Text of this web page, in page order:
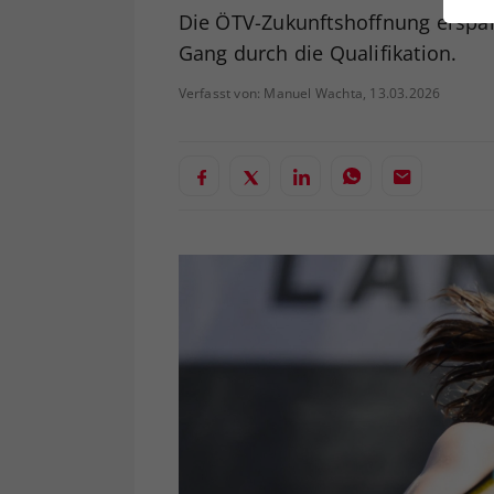
Die ÖTV-Zukunftshoffnung
Gang durch die Qualifikation.
Verfasst von: Manuel Wachta, 13.03.2026